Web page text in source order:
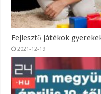
Fejlesztő játékok
2021-12-19